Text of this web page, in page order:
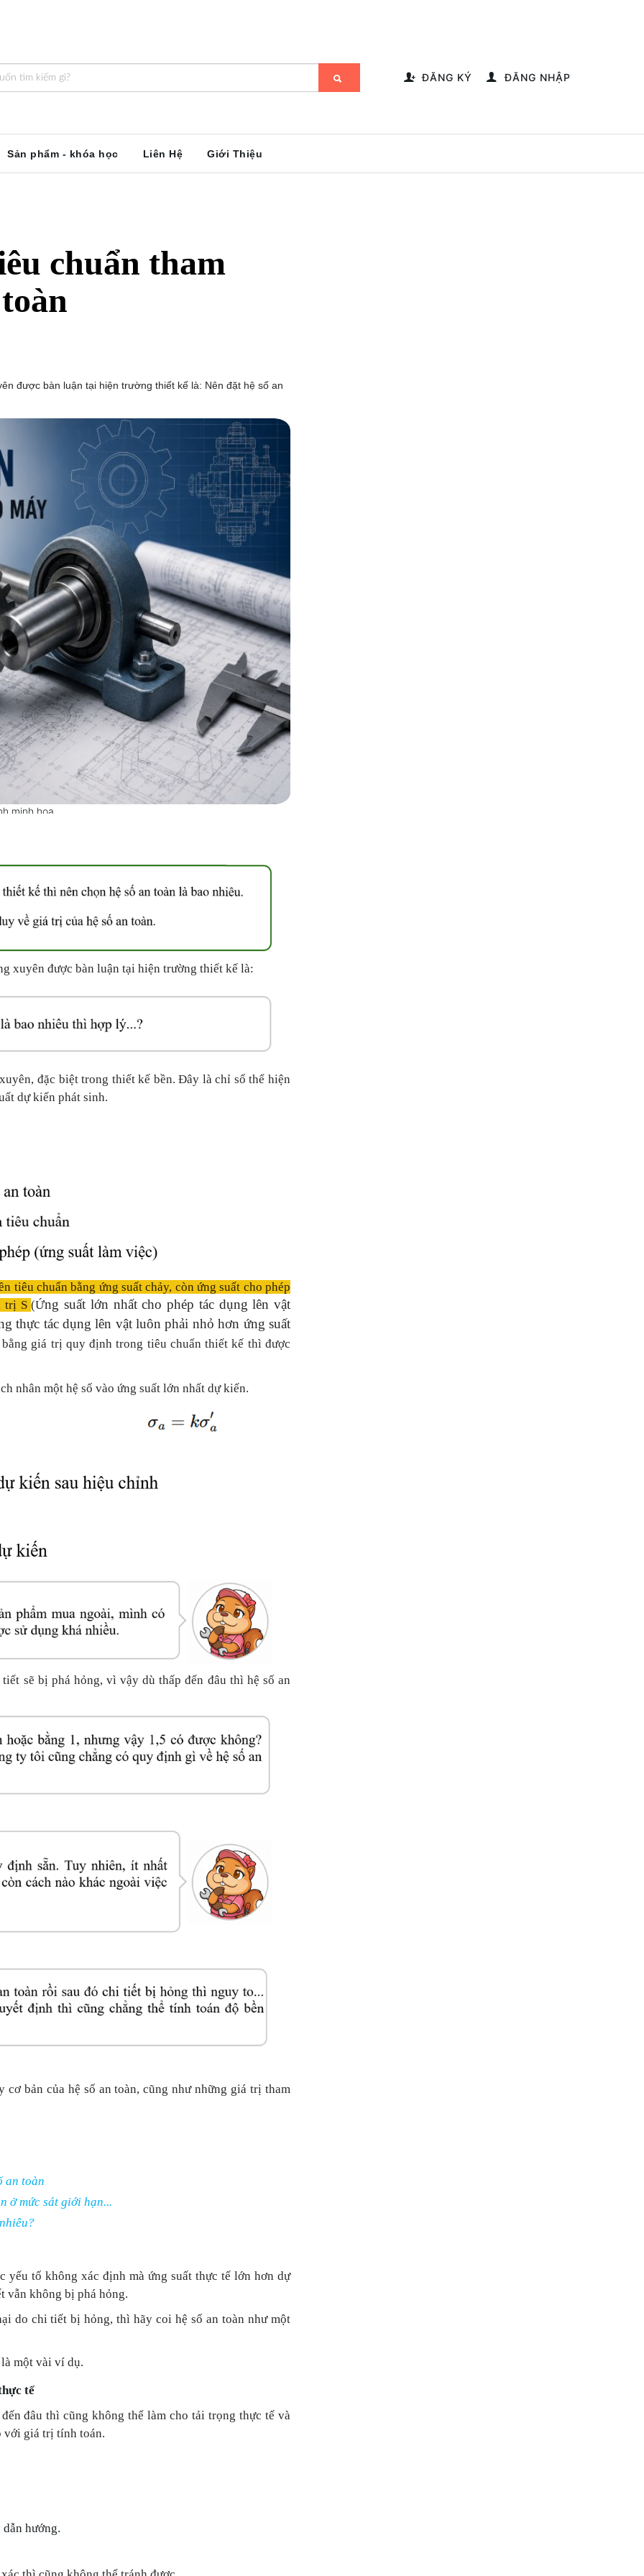
ĐĂNG KÝ ĐĂNG NHẬP
Sản phẩm - khóa học Liên Hệ Giới Thiệu
chuẩn tham
được bàn luận tại hiện trường thiết kế là: Nên đặt hệ số an
minh họa
xuyên được bàn luận tại hiện trường thiết kế là:
đặc biệt trong thiết kế bền. Đây là chỉ số thể hiện
dự kiến phát sinh.
tiêu chuẩn bằng ứng suất chảy, còn ứng suất cho phép
trị S(Ứng suất lớn nhất cho phép tác dụng lên vật
thực tác dụng lên vật luôn phải nhỏ hơn ứng suất
giá trị quy định trong tiêu chuẩn thiết kế thì được
nhân một hệ số vào ứng suất lớn nhất dự kiến.
sẽ bị phá hỏng, vì vậy dù thấp đến đâu thì hệ số an
bản của hệ số an toàn, cũng như những giá trị tham
an toàn
ở mức sát giới hạn...
yếu tố không xác định mà ứng suất thực tế lớn hơn dự
vẫn không bị phá hỏng.
do chi tiết bị hỏng, thì hãy coi hệ số an toàn như một
một vài ví dụ.
tế
đâu thì cũng không thể làm cho tải trọng thực tế và
với giá trị tính toán.
hướng.